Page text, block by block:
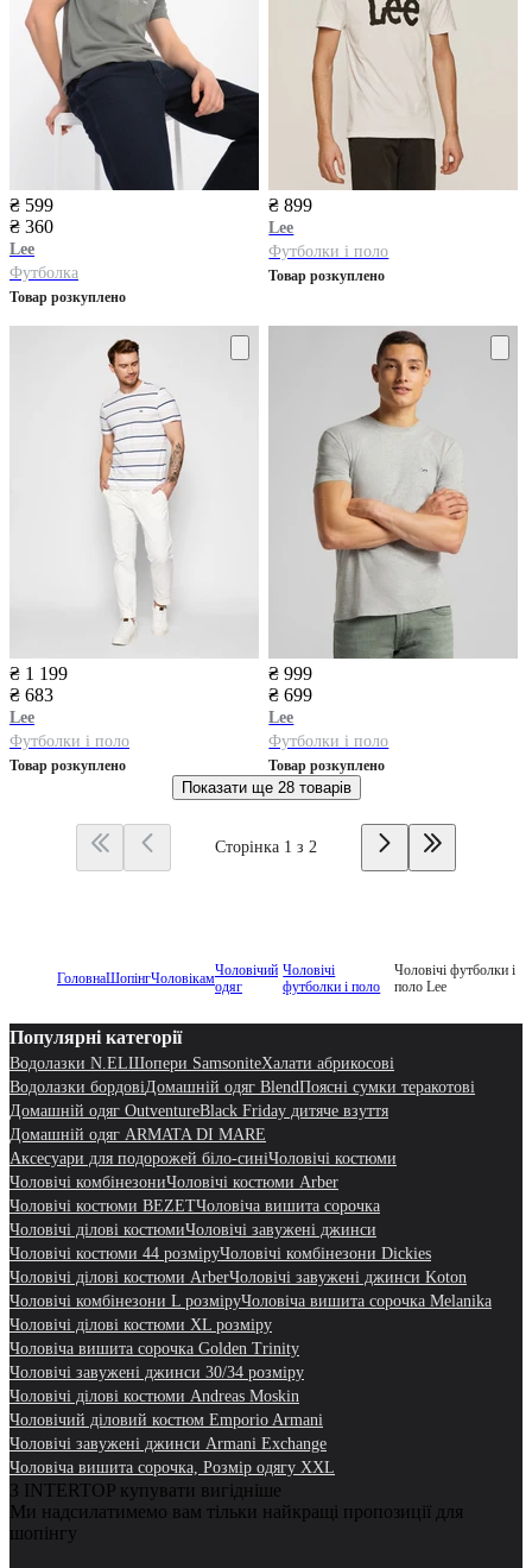
₴ 599
₴ 360
Lee
Футболка
Товар розкуплено
₴ 899
Lee
Футболки і поло
Товар розкуплено
₴ 1 199
₴ 683
Lee
Футболки і поло
Товар розкуплено
₴ 999
₴ 699
Lee
Футболки і поло
Товар розкуплено
Показати ще 28 товарів
Сторінка 1 з 2
ГоловнаШопінгЧоловікамЧоловічий
одяг
Чоловічі
футболки і поло
Чоловічі футболки і
поло Lee
Популярні категорії
Водолазки N.ELШопери SamsoniteХалати абрикосові
Водолазки бордовіДомашній одяг BlendПоясні сумки теракотові
Домашній одяг OutventureBlack Friday дитяче взуття
Домашній одяг ARMATA DI MARE
Аксесуари для подорожей біло-синіЧоловічі костюми
Чоловічі комбінезониЧоловічі костюми Arber
Чоловічі костюми BEZETЧоловіча вишита сорочка
Чоловічі ділові костюмиЧоловічі завужені джинси
Чоловічі костюми 44 розміруЧоловічі комбінезони Dickies
Чоловічі ділові костюми ArberЧоловічі завужені джинси Koton
Чоловічі комбінезони L розміруЧоловіча вишита сорочка Melanika
Чоловічі ділові костюми XL розміру
Чоловіча вишита сорочка Golden Trinity
Чоловічі завужені джинси 30/34 розміру
Чоловічі ділові костюми Andreas Moskin
Чоловічий діловий костюм Emporio Armani
Чоловічі завужені джинси Armani Exchange
Чоловіча вишита сорочка, Розмір одягу XXL
З INTERTOP купувати вигідніше
Ми надсилатимемо вам тільки найкращі пропозиції для
шопінгу